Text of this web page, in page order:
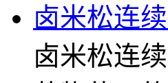
卤米松连
卤米松连